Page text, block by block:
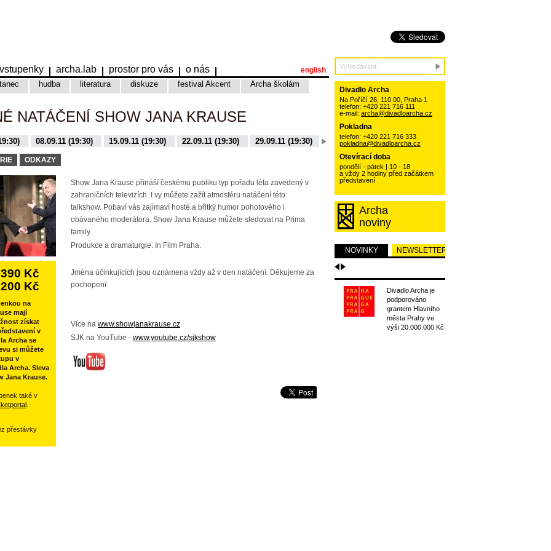
vstupenky archa.lab prostor pro vás o nás
tanec hudba literatura diskuze festival Akcent Archa školám
english
NATÁČENÍ SHOW JANA KRAUSE
08.09.11 (19:30) 15.09.11 (19:30) 22.09.11 (19:30) 29.09.11 (19:30) 06.10.11 (19:30) 13.10.11 (19:30)
16.11.15 (19:30) 01.09.11 (19:30)
ODKAZY
Show Jana Krause přináší českému publiku typ pořadu léta zavedený v
zahraničních televizích. I vy můžete zažít atmosféru natáčení této
talkshow. Pobaví vás zajímaví hosté a břitký humor pohotového i
obávaného moderátora. Show Jana Krause můžete sledovat na Prima
family.
Produkce a dramaturgie: In Film Praha.
Jména účinkujících jsou oznámena vždy až v den natáčení. Děkujeme za
pochopení.
Více na www.showjanakrause.cz
SJK na YouTube - www.youtube.cz/sjkshow
390 Kč
200 Kč
na
mají
získat
v
Archa se
si můžete
v
Archa. Sleva
Jana Krause.
také v
přestávky
Divadlo Archa
Na Poříčí 26, 110 00, Praha 1
telefon: +420 221 716 111
e-mail: archa@divadloarcha.cz
Pokladna
telefon: +420 221 716 333
pokladna@divadloarcha.cz
Otevírací doba
pondělí - pátek | 10 - 18
a vždy 2 hodiny před začátkem
představení
Archa
noviny
NOVINKY NEWSLETTER
Divadlo Archa je
podporováno
grantem Hlavního
města Prahy ve
výši 20.000.000 Kč